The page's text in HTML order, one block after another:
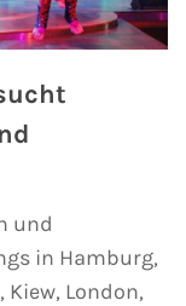
und
in Hamburg,
London,